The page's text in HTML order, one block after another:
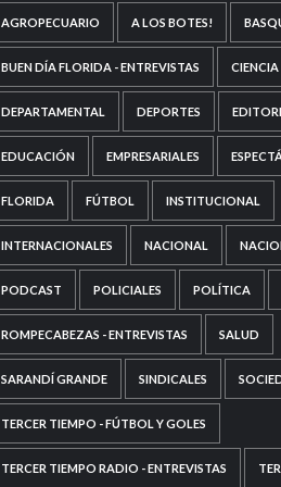
AGROPECUARIO A LOS BOTES!
BUEN DÍA FLORIDA - ENTREVISTAS CIENCIA
DEPARTAMENTAL DEPORTES
EDUCACIÓN EMPRESARIALES
FLORIDA FÚTBOL INSTITUCIONAL
INTERNACIONALES NACIONAL
PODCAST POLICIALES POLÍTICA
ROMPECABEZAS - ENTREVISTAS SALUD
SARANDÍ GRANDE SINDICALES
TERCER TIEMPO - FÚTBOL Y GOLES
TERCER TIEMPO RADIO - ENTREVISTAS